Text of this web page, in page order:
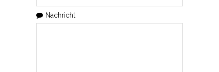
Nachricht